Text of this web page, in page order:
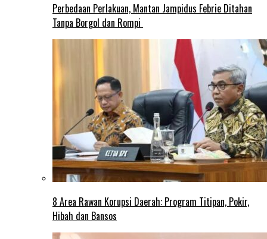
Perbedaan Perlakuan, Mantan Jampidus Febrie Ditahan
Tanpa Borgol dan Rompi
8 Area Rawan Korupsi Daerah: Program Titipan, Pokir,
Hibah dan Bansos